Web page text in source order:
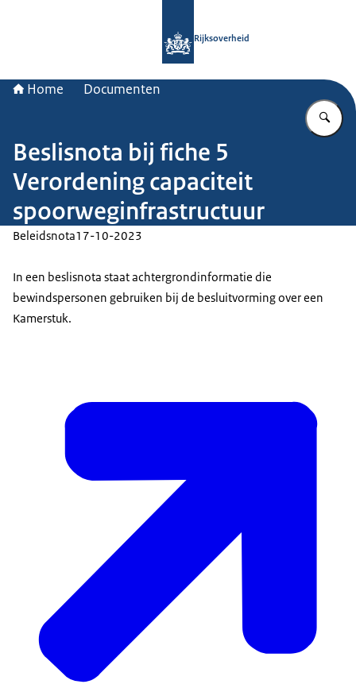
Rijksoverheid
Home Documenten
Beslisnota bij fiche 5
Verordening capaciteit
spoorweginfrastructuur
Beleidsnota17-10-2023
In een beslisnota staat achtergrondinformatie die
bewindspersonen gebruiken bij de besluitvorming over een
Kamerstuk.